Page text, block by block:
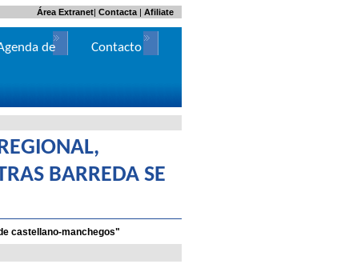
BARREDA SE
castellano-manchegos"
| Contacta| Afiliate
Área Extranet
de
Contacto